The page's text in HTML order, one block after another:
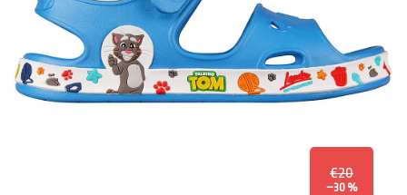
€20
–30 %